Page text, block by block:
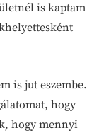
is kaptam
is jut eszembe.
hogy
hogy mennyi